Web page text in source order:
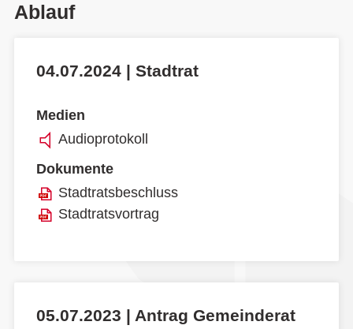
Ablauf
04.07.2024 | Stadtrat
Medien
Audioprotokoll
Dokumente
Stadtratsbeschluss
Stadtratsvortrag
05.07.2023 | Antrag Gemeinderat